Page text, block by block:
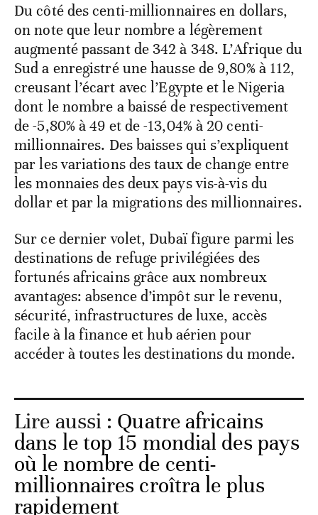
Du côté des centi-millionnaires en dollars,
on note que leur nombre a légèrement
augmenté passant de 342 à 348. L’Afrique du
Sud a enregistré une hausse de 9,80% à 112,
creusant l’écart avec l’Egypte et le Nigeria
dont le nombre a baissé de respectivement
de -5,80% à 49 et de -13,04% à 20 centi-
millionnaires. Des baisses qui s’expliquent
par les variations des taux de change entre
les monnaies des deux pays vis-à-vis du
dollar et par la migrations des millionnaires.
Sur ce dernier volet, Dubaï figure parmi les
destinations de refuge privilégiées des
fortunés africains grâce aux nombreux
avantages: absence d’impôt sur le revenu,
sécurité, infrastructures de luxe, accès
facile à la finance et hub aérien pour
accéder à toutes les destinations du monde.
Lire aussi : Quatre africains
dans le top 15 mondial des pays
où le nombre de centi-
millionnaires croîtra le plus
rapidement